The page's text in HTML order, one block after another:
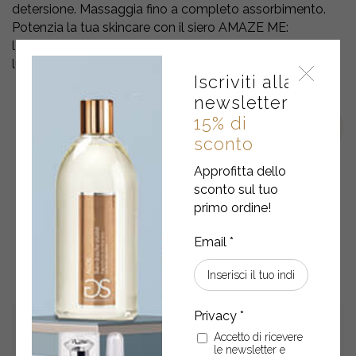
Iscriviti alla
newsletter
15% di
sconto
Approfitta dello
sconto sul tuo
primo ordine!
Accetto di ricevere
le newsletter e
detersione. Massaggia fino a completo assorbimento.
Potenzia la tua skincare con il siero AMAZE ME:
lʼabbinamento ideale per un incarnato uniforme,
luminoso e con un boost antiossidante irresistibile.
POTREBBERO ANCHE
INTERESSARTI